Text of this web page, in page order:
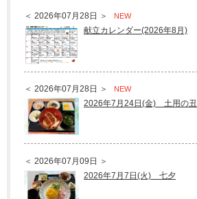
＜ 2026年07月28日 ＞ NEW
献立カレンダー(2026年8月)
＜ 2026年07月28日 ＞ NEW
2026年7月24日(金) 土用の丑
＜ 2026年07月09日 ＞
2026年7月7日(火) 七夕